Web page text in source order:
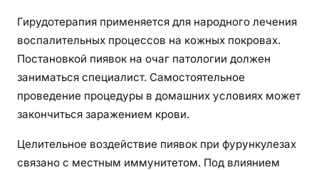
Гирудотерапия применяется для народного лечения
воспалительных процессов на кожных покровах.
Постановкой пиявок на очаг патологии должен
заниматься специалист. Самостоятельное
проведение процедуры в домашних условиях может
закончиться заражением крови.
Целительное воздействие пиявок при фурункулезах
связано с местным иммунитетом. Под влиянием